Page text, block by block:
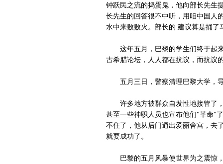
钟跃民之流的捣蛋鬼，他向部长先生
长先生的回答很不中听，用咱中国人
水中来败败火。部长的 建议算是捅了
这年五月，巴黎的学生们终于起来
古希腊论坛，人人都在抗议，而抗议
五月三日，警察清理巴黎大学，
许多地方被群众自发性地接管了，
甚至一些神职人员也宣布他们"革命"
不住了，他从后门遛出爱丽舍宫，去
就要成功了。
巴黎的五月风暴使世界为之震惊，